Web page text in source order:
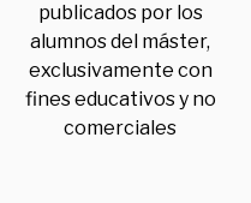
publicados por los
alumnos del máster,
exclusivamente con
fines educativos y no
comerciales